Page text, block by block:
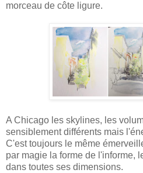
morceau de côte ligure.
A Chicago les skylines, les
sensiblement différents mais
C'est toujours le même
par magie la forme de l'informe,
dans toutes ses dimensions.